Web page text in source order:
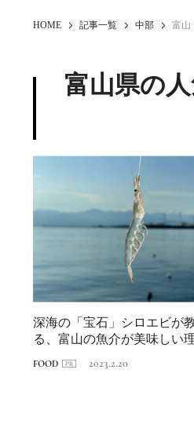
HOME 記事一覧 中部 富山
富山県の
深海の「宝石」シロエビが
る、富山の魚介が美味しい
FOOD 2023.2.20